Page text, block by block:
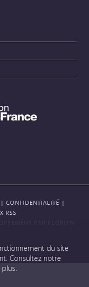
du site
Consultez notre
.
| CONFIDENTIALITÉ |
RSS